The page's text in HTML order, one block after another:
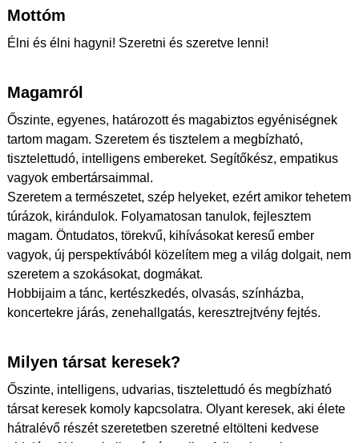
Mottóm
Élni és élni hagyni! Szeretni és szeretve lenni!
Magamról
Őszinte, egyenes, határozott és magabiztos egyéniségnek
tartom magam. Szeretem és tisztelem a megbízható,
tisztelettudó, intelligens embereket. Segítőkész, empatikus
vagyok embertársaimmal.
Szeretem a természetet, szép helyeket, ezért amikor tehetem
túrázok, kirándulok. Folyamatosan tanulok, fejlesztem
magam. Öntudatos, törekvű, kihívásokat keresű ember
vagyok, új perspektívából közelítem meg a világ dolgait, nem
szeretem a szokásokat, dogmákat.
Hobbijaim a tánc, kertészkedés, olvasás, színházba,
koncertekre járás, zenehallgatás, keresztrejtvény fejtés.
Milyen társat keresek?
Őszinte, intelligens, udvarias, tisztelettudó és megbízható
társat keresek komoly kapcsolatra. Olyant keresek, aki élete
hátralévő részét szeretetben szeretné eltölteni kedvese